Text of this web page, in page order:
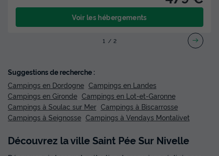
Voir les hébergements
1 2
Suggestions de recherche :
Campings en Dordogne Campings en Landes
Campings en Gironde Campings en Lot-et-Garonne
Campings à Soulac sur Mer Campings à Biscarrosse
Campings à Seignosse Campings à Vendays Montalivet
Découvrez la ville Saint Pée Sur Nivelle